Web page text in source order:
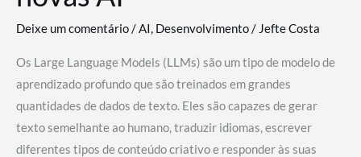
Deixe um comentário/AI, Desenvolvimento/ Jefte Costa
Os Large Language Models (LLMs) são um tipo de modelo de
aprendizado profundo que são treinados em grandes
quantidades de dados de texto. Eles são capazes de gerar
texto semelhante ao humano, traduzir idiomas, escrever
diferentes tipos de conteúdo criativo e responder às suas